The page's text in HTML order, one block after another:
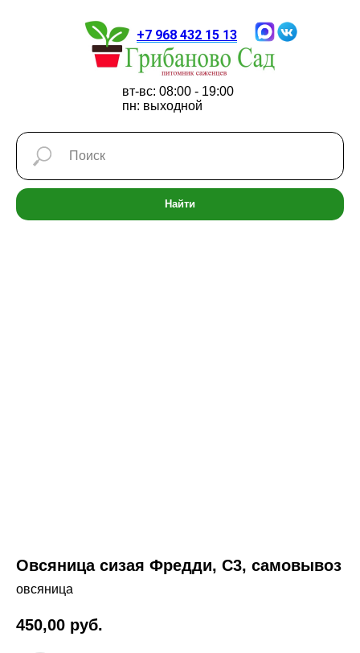
+7 968 432 15 13
вт-вс: 08:00 - 19:00
пн: выходной
Найти
Овсяница сизая Фредди, С3, самовывоз
овсяница
450,00 руб.